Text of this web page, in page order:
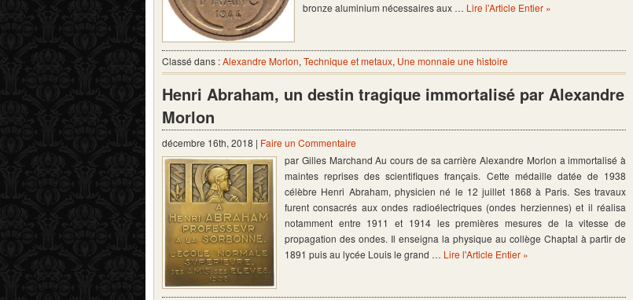
bronze aluminium nécessaires aux … Lire l'Article Entier »
Classé dans :Alexandre Morlon, Technique et metaux, Une monnaie une histoire
Henri Abraham, un destin tragique immortalisé par Alexandre
Morlon
décembre 16th, 2018 | Faire un Commentaire
par Gilles Marchand Au cours de sa carrière Alexandre Morlon a immortalisé à
maintes reprises des scientifiques français. Cette médaille datée de 1938
célèbre Henri Abraham, physicien né le 12 juillet 1868 à Paris. Ses travaux
furent consacrés aux ondes radioélectriques (ondes herziennes) et il réalisa
notamment entre 1911 et 1914 les premières mesures de la vitesse de
propagation des ondes. Il enseigna la physique au collège Chaptal à partir de
1891 puis au lycée Louis le grand … Lire l'Article Entier »